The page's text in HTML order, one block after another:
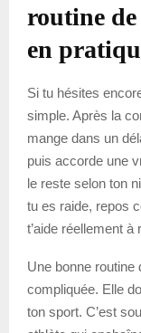
routine
en
Si tu hésites
simple. Après la
mange dans un
puis accorde une
le reste selon ton
tu es raide, repos
t’aide réellement
Une bonne routine
compliquée. Elle
ton sport. C’est